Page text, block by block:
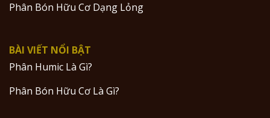
Phân Bón Hữu Cơ Dạng Lỏng
BÀI VIẾT NỔI BẬT
Phân Humic Là Gì?
Phân Bón Hữu Cơ Là Gì?